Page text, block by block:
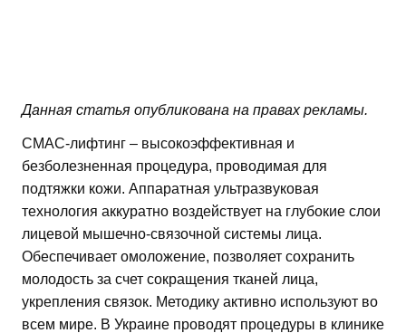
Данная статья опубликована на правах рекламы.
СМАС-лифтинг – высокоэффективная и
безболезненная процедура, проводимая для
подтяжки кожи. Аппаратная ультразвуковая
технология аккуратно воздействует на глубокие слои
лицевой мышечно-связочной системы лица.
Обеспечивает омоложение, позволяет сохранить
молодость за счет сокращения тканей лица,
укрепления связок. Методику активно используют во
всем мире. В Украине проводят процедуры в клинике